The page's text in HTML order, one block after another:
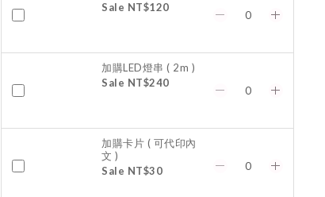
Sale NT$120
加購LED燈串 ( 2m )
Sale NT$240
加購卡片 ( 可代印內
文 )
Sale NT$30